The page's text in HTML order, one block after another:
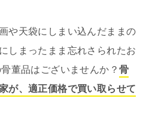
や天袋にしまい込んだままの
しまったまま忘れさられたお
董品はございませんか？ 骨
が、適正価格で買い取らせて